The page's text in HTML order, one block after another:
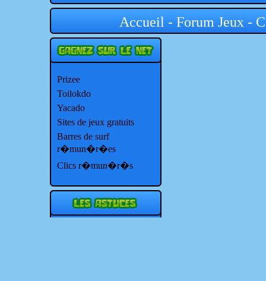
Accueil - Forum Jeux-
Prizee
Toilokdo
Yacado
Sites de jeux gratuits
Barres de surf
r�mun�r�es
Clics r�mun�r�s